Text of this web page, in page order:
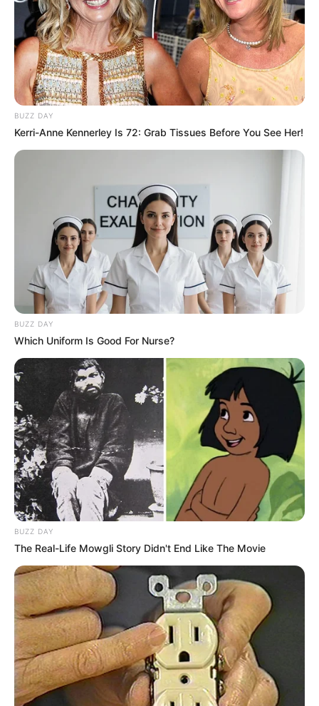
Découvrez le résumé complet de Plus belle la
vie en avance du vendredi 22 mai 2026 avec
BUZZ DAY
Kerri-Anne Kennerley Is 72: Grab Tissues Before You See Her!
BUZZ DAY
Which Uniform Is Good For Nurse?
BUZZ DAY
The Real-Life Mowgli Story Didn't End Like The Movie